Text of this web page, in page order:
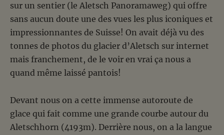
sur un sentier (le Aletsch Panoramaweg) qui offre
sans aucun doute une des vues les plus iconiques et
impressionnantes de Suisse! On avait déjà vu des
tonnes de photos du glacier d’Aletsch sur internet
mais franchement, de le voir en vrai ça nous a
quand même laissé pantois!
Devant nous on a cette immense autoroute de
glace qui fait comme une grande courbe autour du
Aletschhorn (4193m). Derrière nous, on a la langue